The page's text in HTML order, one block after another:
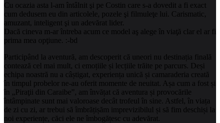
Cu ocazia asta l-am întâlnit şi pe Costin care s-a dovedit a fi exact
cum dedusem eu din articolele, pozele şi filmuleţe lui. Carismatic,
amuzant, inteligent şi un adevărat lider.
Dacă cineva m-ar întreba acum ce model aş alege în viaţă clar el ar fi
prima mea opţiune. :-bd
Participând la aventură, am descoperit că uneori nu destinația finală
contează cel mai mult, ci emoțiile și lecțiile trăite pe parcurs. Deși
echipa noastră nu a câștigat, experiența unică și camaraderia creată
în timpul probelor ne-au oferit momente de neuitat. Așa cum a fost și
în „Piraţii din Caraibe”, am învățat că aventura și provocările
întâmpinate sunt mai valoroase decât trofeul în sine. Astfel, în viața
de zi cu zi, ar trebui să îmbrățișăm imprevizibilul și să fim deschiși la
noi experiențe, căci ele ne îmbogățesc cu adevărat.